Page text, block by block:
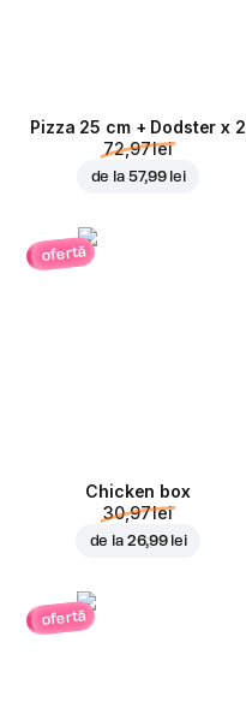
Pizza 25 cm + Dodster x 2
72,97 lei
de la 57,99 lei
ofertă
Chicken box
30,97 lei
de la 26,99 lei
ofertă